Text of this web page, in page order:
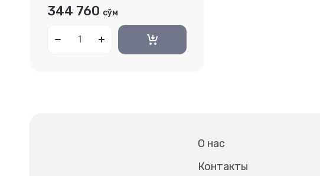
344 760 сўм
О нас
Контакты